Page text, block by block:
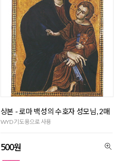
상본 - 로마 백성의 수호자 성모님, 2매
WYD 기도용으로 사용
500원